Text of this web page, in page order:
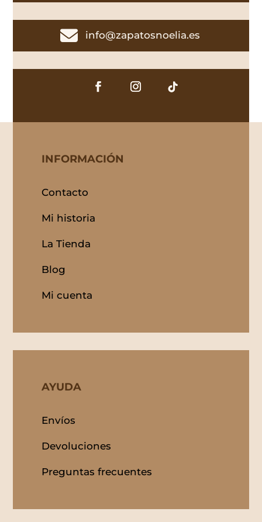
 info@zapatosnoelia.es
INFORMACIÓN
Contacto
Mi historia
La Tienda
Blog
Mi cuenta
AYUDA
Envíos
Devoluciones
Preguntas frecuentes